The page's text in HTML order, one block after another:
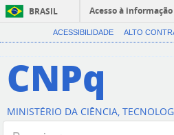
BRASIL
Acesso à informação
ACESSIBILIDADE ALTO
CNPq
MINISTÉRIO DA CIÊNCIA,